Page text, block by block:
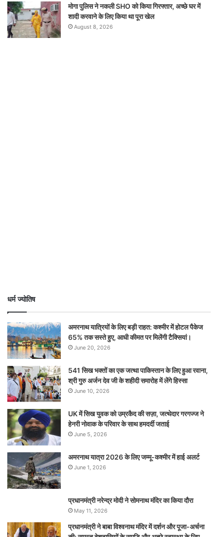
मोगा पुलिस ने नकली SHO को किया गिरफ्तार, अच्छे घर में
शादी करवाने के लिए किया था पूरा खेल
August 8, 2026
धर्म ज्योतिष
अमरनाथ यात्रियों के लिए बड़ी राहत: कश्मीर में होटल पैकेज
65% तक सस्ते हुए, आधी कीमत पर मिलेंगी टैक्सियां।
June 20, 2026
541 सिख भक्तों का एक जत्था पाकिस्तान के लिए हुआ रवाना,
श्री गुरु अर्जन देव जी के शहीदी समारोह में लेंगे हिस्सा
June 10, 2026
UK में सिख युवक को उम्रकैद की सज़ा, जत्थेदार गरगज्ज ने
हेनरी नोवाक के परिवार के साथ हमदर्दी जताई
June 5, 2026
अमरनाथ यात्रा 2026 के लिए जम्मू-कश्मीर में हाई अलर्ट
June 1, 2026
प्रधानमंत्री नरेन्‍द्र मोदी ने सोमनाथ मंदिर का किया दौरा
May 11, 2026
प्रधानमंत्री ने बाबा विश्वनाथ मंदिर में दर्शन और पूजा-अर्चना